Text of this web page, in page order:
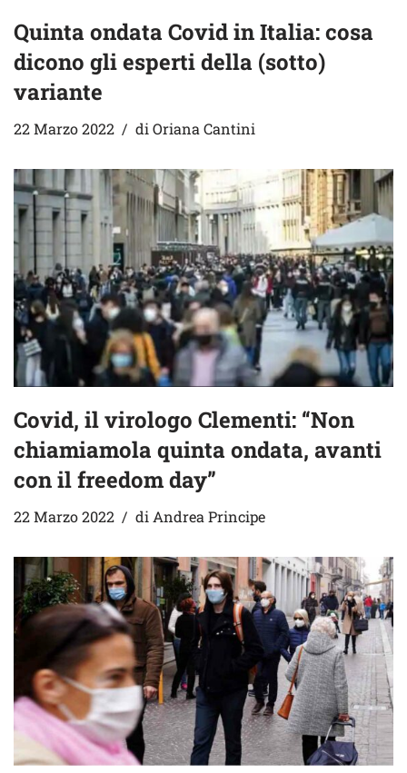
Quinta ondata Covid in Italia: cosa
dicono gli esperti della (sotto)
variante
22 Marzo 2022 diOriana Cantini
Covid, il virologo Clementi: “Non
chiamiamola quinta ondata, avanti
con il freedom day”
22 Marzo 2022 di Andrea Principe